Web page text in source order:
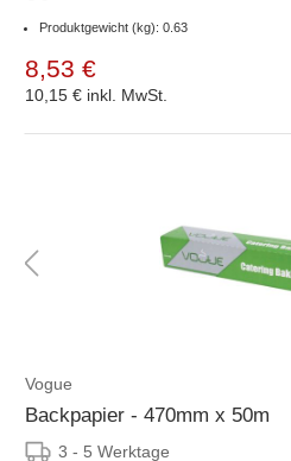
Produktgewicht (kg): 0.63
8,53 €
10,15 € inkl. MwSt.
Vogue
Backpapier - 470mm x 50m
3 - 5 Werktage